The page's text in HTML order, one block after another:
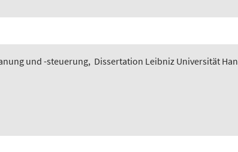
und -steuerung, Dissertation Leibniz Universität